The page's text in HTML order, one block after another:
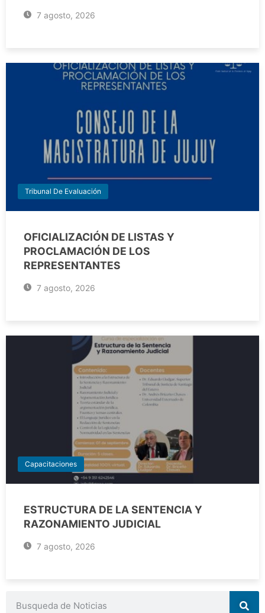
7 agosto, 2026
Tribunal De Evaluación
OFICIALIZACIÓN DE LISTAS Y
PROCLAMACIÓN DE LOS
REPRESENTANTES
7 agosto, 2026
Capacitaciones
ESTRUCTURA DE LA SENTENCIA Y
RAZONAMIENTO JUDICIAL
7 agosto, 2026